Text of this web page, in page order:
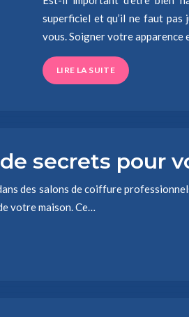
superficiel et qu’il ne faut
vous. Soigner votre apparence
LIRE LA SUITE
secrets pour
des salons de coiffure
votre maison. Ce…